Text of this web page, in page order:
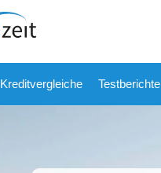
Kreditvergleiche Testberichte